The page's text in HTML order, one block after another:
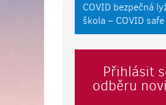
COVID bezpečná
škola – COVID safe
Přihlásit
odběru